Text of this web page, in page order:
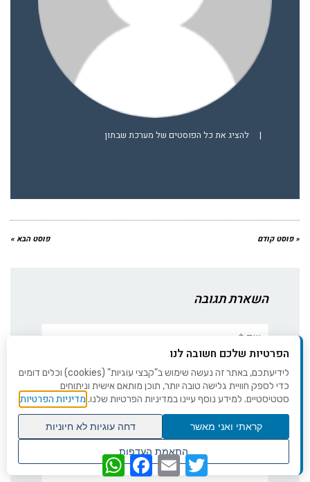
| להציג את כל הפוסטים של מערכת שבתון
« פוסט קודם פוסט הבא »
השארת תגובה
אימייל*
אתר:
WhatsAppFacebookEmailTwitter לראש
העמוד
הפרטיות שלכם חשובה לנו
לידיעתכם, באתר זה נעשה שימוש ב"קבצי עוגיות" (cookies) וכלים דומים
כדי לספק חוויית גלישה טובה יותר, תוכן מותאם אישית וניתוחים
סטטיסטיים. למידע נוסף עיינו במדיניות הפרטיות שלנו. מדיניות הפרטיות
קראתי ואני מאשר
דחה עוגיות לא חיוניות
התאמת העדפות
שנו העדפות פרטיות